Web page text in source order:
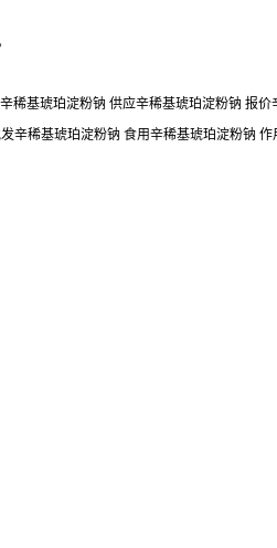
基琥珀淀粉钠 供应辛稀基琥珀淀粉钠 报
稀基琥珀淀粉钠 食用辛稀基琥珀淀粉钠